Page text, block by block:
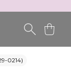
0214)